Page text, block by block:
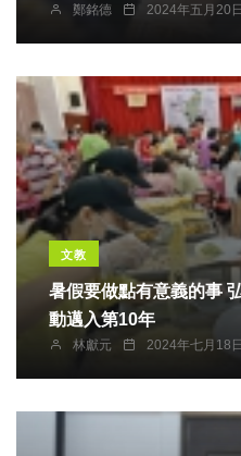
鄭銘德 2024年五月20日
文教
暑假要做點有意義的事 弘光科大生暑假環台義煮活
動邁入第10年
林獻元 2024年七月18日